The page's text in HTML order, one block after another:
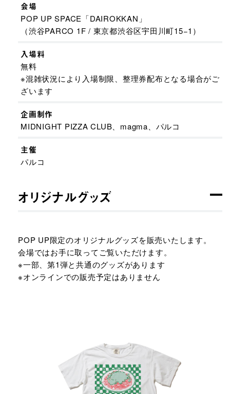
会場
POP UP SPACE「DAIROKKAN」
（渋谷PARCO 1F / 東京都渋谷区宇田川町15−1）
入場料
無料
※混雑状況により入場制限、整理券配布となる場合がご
ざいます
企画制作
MIDNIGHT PIZZA CLUB、magma、パルコ
主催
パルコ
オリジナルグッズ
POP UP限定のオリジナルグッズを販売いたします。
会場ではお手に取ってご覧いただけます。
※一部、第1弾と共通のグッズがあります
※オンラインでの販売予定はありません